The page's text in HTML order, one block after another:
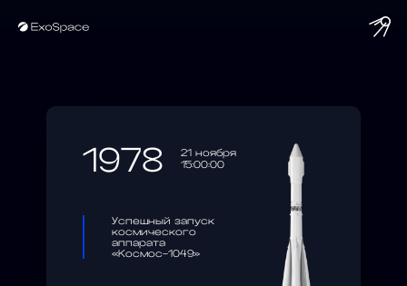
1978
21 ноября
15:00:00
Успешный запуск
космического
аппарата
«Космос-1049»